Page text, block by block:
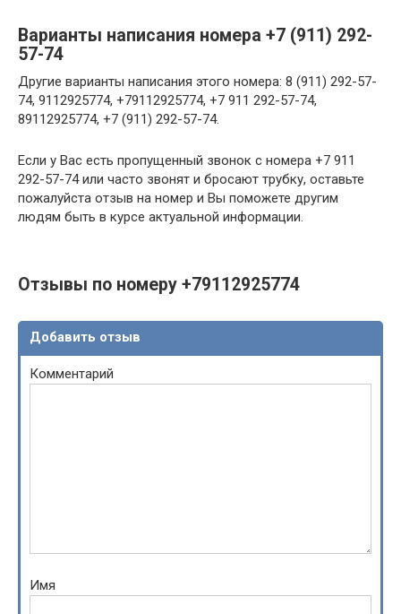
Варианты написания номера +7 (911) 292-
57-74
Другие варианты написания этого номера: 8 (911) 292-57-
74, 9112925774, +79112925774, +7 911 292-57-74,
89112925774, +7 (911) 292-57-74.
Если у Вас есть пропущенный звонок с номера +7 911
292-57-74 или часто звонят и бросают трубку, оставьте
пожалуйста отзыв на номер и Вы поможете другим
людям быть в курсе актуальной информации.
Отзывы по номеру +79112925774
Добавить отзыв
Комментарий
Имя